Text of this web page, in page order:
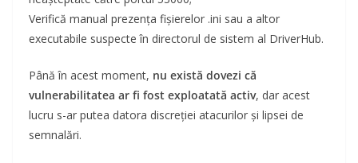
Verifică manual prezența fișierelor .ini sau a altor
executabile suspecte în directorul de sistem al DriverHub.
Până în acest moment, nu există dovezi că
vulnerabilitatea ar fi fost exploatată activ, dar acest
lucru s-ar putea datora discreției atacurilor și lipsei de
semnalări.